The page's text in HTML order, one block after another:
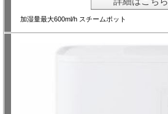
加湿量最大600ml/h スチームポット